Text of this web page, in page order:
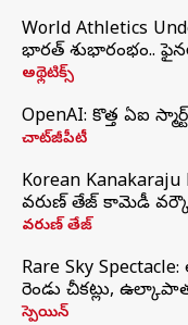
World Athletics
భారత్‌ శుభారంభం..
అథ్లెటిక్స్
OpenAI: కొత్త ఏఐ
చాట్‌జీపీటీ
Korean
వరుణ్ తేజ్ కామెడీ
వరుణ్ తేజ్
Rare Sky
రెండు చీకట్లు,
స్పెయిన్